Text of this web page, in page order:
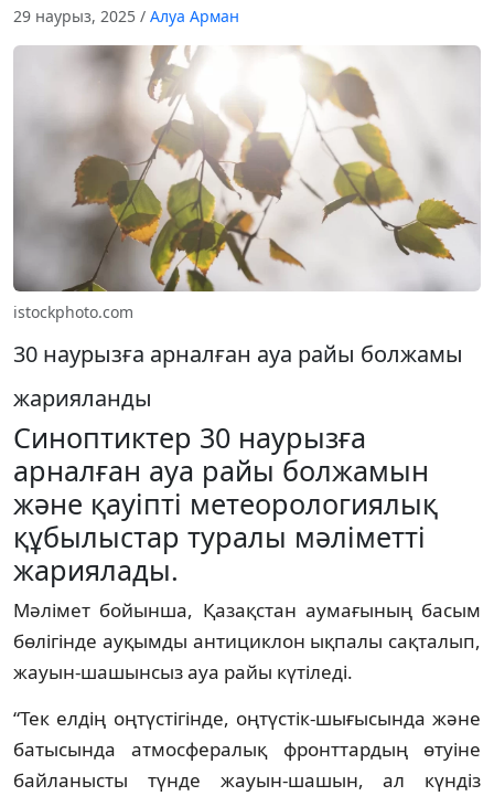
29 наурыз, 2025 / Алуа Арман
istockphoto.com
30 наурызға арналған ауа райы болжамы
жарияланды
Синоптиктер 30 наурызға
арналған ауа райы болжамын
және қауіпті метеорологиялық
құбылыстар туралы мәліметті
жариялады.
Мәлімет бойынша, Қазақстан аумағының басым
бөлігінде ауқымды антициклон ықпалы сақталып,
жауын-шашынсыз ауа райы күтіледі.
“Тек елдің оңтүстігінде, оңтүстік-шығысында және
батысында атмосфералық фронттардың өтуіне
байланысты түнде жауын-шашын, ал күндіз